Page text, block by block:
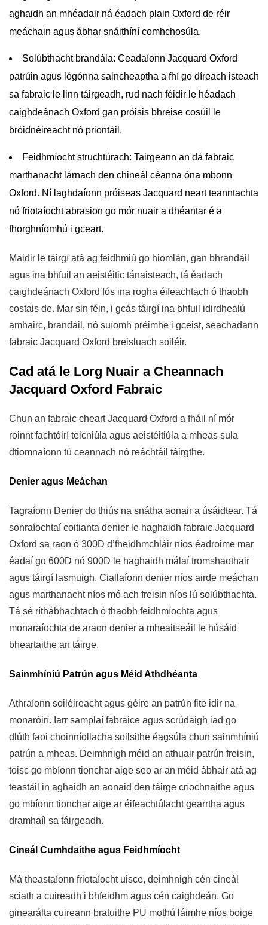
aghaidh an mhéadair ná éadach plain Oxford de réir
meáchain agus ábhar snáithíní comhchosúla.
Solúbthacht brandála: Ceadaíonn Jacquard Oxford
patrúin agus lógónna saincheaptha a fhí go díreach isteach
sa fabraic le linn táirgeadh, rud nach féidir le héadach
caighdeánach Oxford gan próisis bhreise cosúil le
bróidnéireacht nó priontáil.
Feidhmíocht struchtúrach: Tairgeann an dá fabraic
marthanacht lárnach den chineál céanna óna mbonn
Oxford. Ní laghdaíonn próiseas Jacquard neart teanntachta
nó friotaíocht abrasion go mór nuair a dhéantar é a
fhorghníomhú i gceart.
Maidir le táirgí atá ag feidhmiú go hiomlán, gan bhrandáil
agus ina bhfuil an aeistéitic tánaisteach, tá éadach
caighdeánach Oxford fós ina rogha éifeachtach ó thaobh
costais de. Mar sin féin, i gcás táirgí ina bhfuil idirdhealú
amhairc, brandáil, nó suíomh préimhe i gceist, seachadann
fabraic Jacquard Oxford breisluach soiléir.
Cad atá le Lorg Nuair a Cheannach
Jacquard Oxford Fabraic
Chun an fabraic cheart Jacquard Oxford a fháil ní mór
roinnt fachtóirí teicniúla agus aeistéitiúla a mheas sula
dtiomnaíonn tú ceannach nó reáchtáil táirgthe.
Denier agus Meáchan
Tagraíonn Denier do thiús na snátha aonair a úsáidtear. Tá
sonraíochtaí coitianta denier le haghaidh fabraic Jacquard
Oxford sa raon ó 300D d’fheidhmchláir níos éadroime mar
éadaí go 600D nó 900D le haghaidh málaí tromshaothair
agus táirgí lasmuigh. Ciallaíonn denier níos airde meáchan
agus marthanacht níos mó ach freisin níos lú solúbthachta.
Tá sé ríthábhachtach ó thaobh feidhmíochta agus
monaraíochta de araon denier a mheaitseáil le húsáid
bheartaithe an táirge.
Sainmhíniú Patrún agus Méid Athdhéanta
Athraíonn soiléireacht agus géire an patrún fite idir na
monaróirí. Iarr samplaí fabraice agus scrúdaigh iad go
dlúth faoi choinníollacha soilsithe éagsúla chun sainmhíniú
patrún a mheas. Deimhnigh méid an athuair patrún freisin,
toisc go mbíonn tionchar aige seo ar an méid ábhair atá ag
teastáil in aghaidh an aonaid den táirge críochnaithe agus
go mbíonn tionchar aige ar éifeachtúlacht gearrtha agus
dramhaíl sa táirgeadh.
Cineál Cumhdaithe agus Feidhmíocht
Má theastaíonn friotaíocht uisce, deimhnigh cén cineál
sciath a cuireadh i bhfeidhm agus cén caighdeán. Go
ginearálta cuireann bratuithe PU mothú láimhe níos boige